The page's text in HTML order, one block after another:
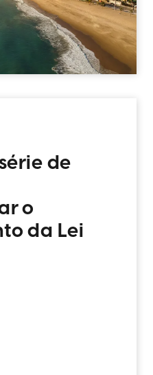
de
o
da Lei